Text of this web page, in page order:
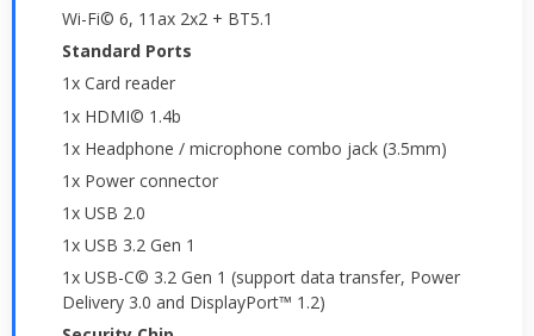
Wi-Fi© 6, 11ax 2x2 + BT5.1
Standard Ports
1x Card reader
1x HDMI© 1.4b
1x Headphone / microphone combo jack (3.5mm)
1x Power connector
1x USB 2.0
1x USB 3.2 Gen 1
1x USB-C© 3.2 Gen 1 (support data transfer, Power
Delivery 3.0 and DisplayPort™ 1.2)